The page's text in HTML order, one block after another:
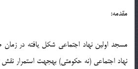
مقدمه:
مسجد اولين نهاد اجتماعى شكل يافته در
نهاد اجتماعى (نه حكومتى) به‏جهت استمرار